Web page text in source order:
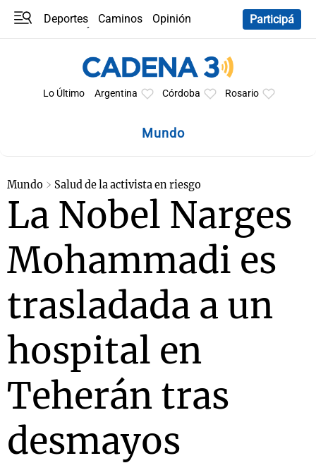
Deportes Caminos
Opinión
Participá
Lo Último Argentina Córdoba Rosario
Mundo
Mundo Salud de la activista en riesgo
La Nobel Narges
Mohammadi es
trasladada a un
hospital en
Teherán tras
desmayos